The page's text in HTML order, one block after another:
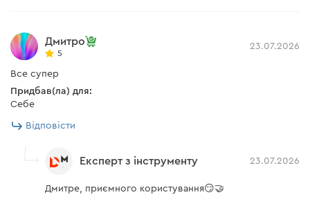
Дмитро
5
23.07.2026
Все супер
Придбав(ла) для:
Себе
Відповісти
Експерт з інструменту 23.07.2026
Дмитре, приємного користування😏🤝